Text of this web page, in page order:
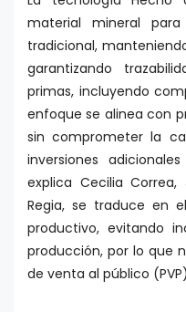
material mineral
tradicional,
garantizando
primas, incluyendo
enfoque se alinea con
sin comprometer la
inversiones
explica Cecilia
Regia, se traduce en
productivo, evitando
producción, por lo que
de venta al público